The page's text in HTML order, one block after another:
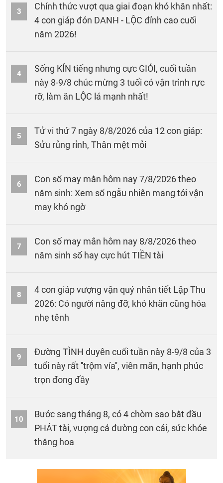
3
Chính thức vượt qua giai đoạn khó khăn nhất:
4 con giáp đón DANH - LỘC đỉnh cao cuối
năm 2026!
4
Sống KÍN tiếng nhưng cực GIỎI, cuối tuần
này 8-9/8 chúc mừng 3 tuổi có vận trình rực
rỡ, làm ăn LỘC lá mạnh nhất!
5
Tử vi thứ 7 ngày 8/8/2026 của 12 con giáp:
Sửu rủng rỉnh, Thân mệt mỏi
6
Con số may mắn hôm nay 7/8/2026 theo
năm sinh: Xem số ngẫu nhiên mang tới vận
may khó ngờ
7
Con số may mắn hôm nay 8/8/2026 theo
năm sinh số hay cực hút TIỀN tài
8
4 con giáp vượng vận quý nhân tiết Lập Thu
2026: Có người nâng đỡ, khó khăn cũng hóa
nhẹ tênh
9
Đường TÌNH duyên cuối tuần này 8-9/8 của 3
tuổi này rất ''trộm vía'', viên mãn, hạnh phúc
trọn đong đầy
10
Bước sang tháng 8, có 4 chòm sao bắt đầu
PHÁT tài, vượng cả đường con cái, sức khỏe
thăng hoa